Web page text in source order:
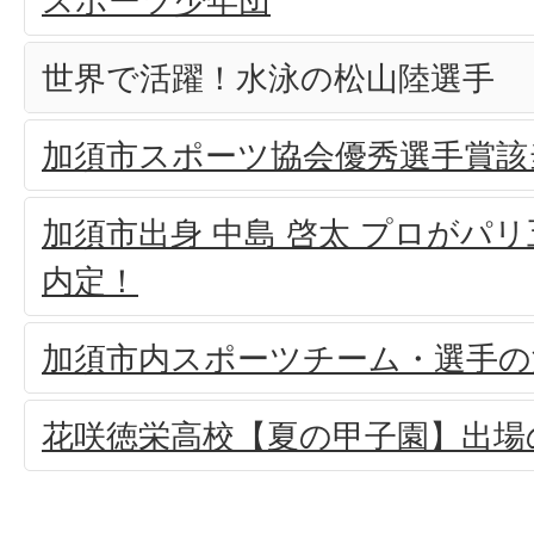
世界で活躍！水泳の松山陸選手
加須市スポーツ協会優秀選手賞
加須市出身 中島 啓太 プロがパ
内定！
加須市内スポーツチーム・選手
花咲徳栄高校【夏の甲子園】出